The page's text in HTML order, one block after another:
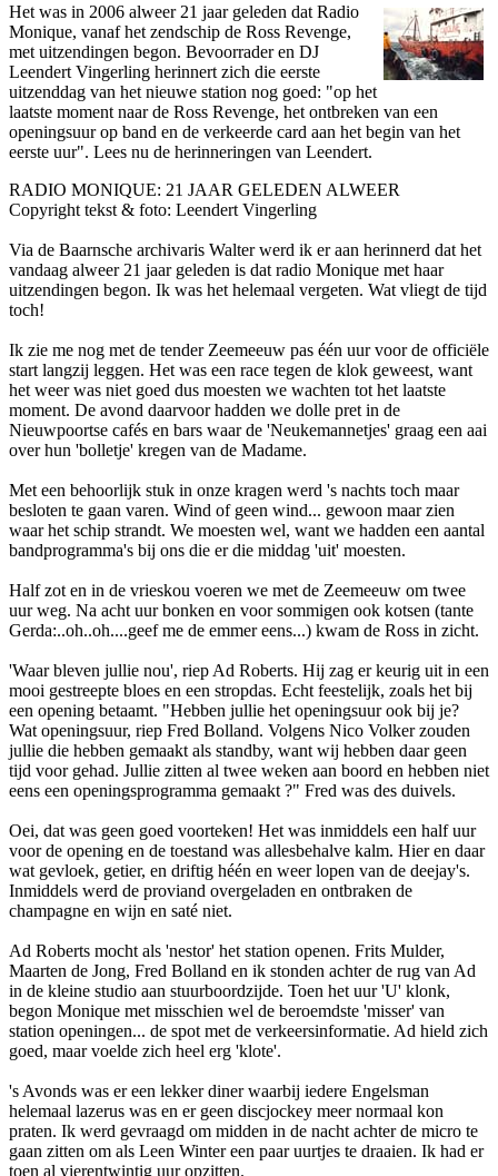
Het was in 2006 alweer 21 jaar geleden dat Radio
Monique, vanaf het zendschip de Ross Revenge,
met uitzendingen begon. Bevoorrader en DJ
Leendert Vingerling herinnert zich die eerste
uitzenddag van het nieuwe station nog goed: "op het
laatste moment naar de Ross Revenge, het o­ntbreken van een
openingsuur op band en de verkeerde card aan het begin van het
eerste uur". Lees nu de herinneringen van Leendert.
RADIO MONIQUE: 21 JAAR GELEDEN ALWEER
Copyright tekst & foto: Leendert Vingerling
Via de Baarnsche archivaris Walter werd ik er aan herinnerd dat het
vandaag alweer 21 jaar geleden is dat radio Monique met haar
uitzendingen begon. Ik was het helemaal vergeten. Wat vliegt de tijd
toch!
Ik zie me nog met de tender Zeemeeuw pas één uur voor de officiële
start langzij leggen. Het was een race tegen de klok geweest, want
het weer was niet goed dus moesten we wachten tot het laatste
moment. De avond daarvoor hadden we dolle pret in de
Nieuwpoortse cafés en bars waar de 'Neukemannetjes' graag een aai
over hun 'bolletje' kregen van de Madame.
Met een behoorlijk stuk in o­nze kragen werd 's nachts toch maar
besloten te gaan varen. Wind of geen wind... gewoon maar zien
waar het schip strandt. We moesten wel, want we hadden een aantal
bandprogramma's bij o­ns die er die middag 'uit' moesten.
Half zot en in de vrieskou voeren we met de Zeemeeuw om twee
uur weg. Na acht uur bonken en voor sommigen ook kotsen (tante
Gerda:..oh..oh....geef me de emmer eens...) kwam de Ross in zicht.
'Waar bleven jullie nou', riep Ad Roberts. Hij zag er keurig uit in een
mooi gestreepte bloes en een stropdas. Echt feestelijk, zoals het bij
een opening betaamt. "Hebben jullie het openingsuur ook bij je?
Wat openingsuur, riep Fred Bolland. Volgens Nico Volker zouden
jullie die hebben gemaakt als standby, want wij hebben daar geen
tijd voor gehad. Jullie zitten al twee weken aan boord en hebben niet
eens een openingsprogramma gemaakt ?" Fred was des duivels.
Oei, dat was geen goed voorteken! Het was inmiddels een half uur
voor de opening en de toestand was allesbehalve kalm. Hier en daar
wat gevloek, getier, en driftig héén en weer lopen van de deejay's.
Inmiddels werd de proviand overgeladen en o­ntbraken de
champagne en wijn en saté niet.
Ad Roberts mocht als 'nestor' het station openen. Frits Mulder,
Maarten de Jong, Fred Bolland en ik stonden achter de rug van Ad
in de kleine studio aan stuurboordzijde. Toen het uur 'U' klonk,
begon Monique met misschien wel de beroemdste 'misser' van
station openingen... de spot met de verkeersinformatie. Ad hield zich
goed, maar voelde zich heel erg 'klote'.
's Avonds was er een lekker diner waarbij iedere Engelsman
helemaal lazerus was en er geen discjockey meer normaal kon
praten. Ik werd gevraagd om midden in de nacht achter de micro te
gaan zitten om als Leen Winter een paar uurtjes te draaien. Ik had er
toen al vierentwintig uur opzitten.